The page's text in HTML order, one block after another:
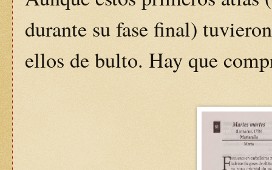
durante su fase final)
ellos de bulto. Hay que